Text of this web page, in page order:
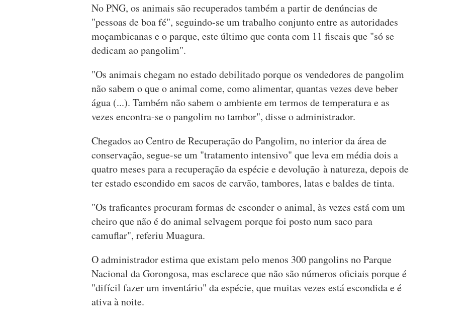
No PNG, os animais são recuperados também a partir de denúncias de
"pessoas de boa fé", seguindo-se um trabalho conjunto entre as autoridades
moçambicanas e o parque, este último que conta com 11 fiscais que "só se
dedicam ao pangolim".
"Os animais chegam no estado debilitado porque os vendedores de pangolim
não sabem o que o animal come, como alimentar, quantas vezes deve beber
água (...). Também não sabem o ambiente em termos de temperatura e as
vezes encontra-se o pangolim no tambor", disse o administrador.
Chegados ao Centro de Recuperação do Pangolim, no interior da área de
conservação, segue-se um "tratamento intensivo" que leva em média dois a
quatro meses para a recuperação da espécie e devolução à natureza, depois de
ter estado escondido em sacos de carvão, tambores, latas e baldes de tinta.
"Os traficantes procuram formas de esconder o animal, às vezes está com um
cheiro que não é do animal selvagem porque foi posto num saco para
camuflar", referiu Muagura.
O administrador estima que existam pelo menos 300 pangolins no Parque
Nacional da Gorongosa, mas esclarece que não são números oficiais porque é
"difícil fazer um inventário" da espécie, que muitas vezes está escondida e é
ativa à noite.